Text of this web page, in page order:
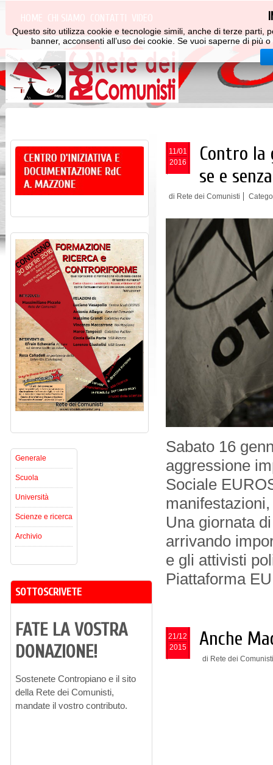
HOME CHI SIAMO CONTATTI VIDEO
Questo sito utilizza cookie e tecnologie simili, anche di terze
banner, acconsenti all’uso dei cookie. Se vuoi saperne di
11/01
2016
Contro la
se e
di Rete dei Comunisti
Sabato 16
aggressione
Sociale
Una giornata
arrivando
e gli attivisti
Piattaforma
21/12
2015
Anche
di Rete dei Comunisti
Generale
Scuola
Università
Scienze e ricerca
Archivio
SOTTOSCRIVETE
FATE LA VOSTRA
DONAZIONE!
Sostenete Contropiano e il sito
della Rete dei Comunisti,
mandate il vostro contributo.